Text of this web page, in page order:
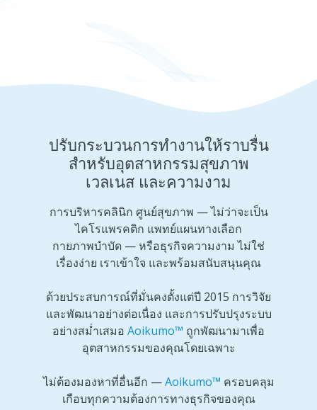
ปรับกระบวนการทำงานให้ราบรื่น
สำหรับอุตสาหกรรมสุขภาพ
เวลเนส และความงาม
การบริหารคลินิก ศูนย์สุขภาพ — ไม่ว่าจะเป็น
ไคโรแพรคติก แพทย์แผนทางเลือก
กายภาพบำบัด — หรือธุรกิจความงาม ไม่ใช่
เรื่องง่าย เราเข้าใจ และพร้อมสนับสนุนคุณ
ด้วยประสบการณ์ที่มั่นคงตั้งแต่ปี 2015 การวิจัย
และพัฒนาอย่างต่อเนื่อง และการปรับปรุงระบบ
อย่างสม่ำเสมอ Aoikumo™ ถูกพัฒนามาเพื่อ
อุตสาหกรรมของคุณโดยเฉพาะ
ไม่ต้องมองหาที่อื่นอีก —Aoikumo™ ครอบคลุม
เกือบทุกความต้องการทางธุรกิจของคุณ